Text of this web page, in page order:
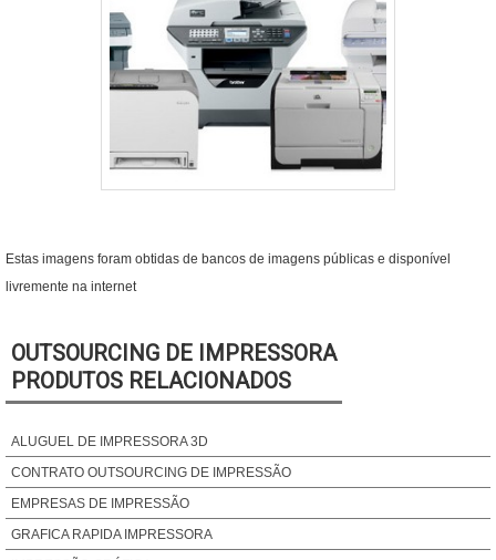
Estas imagens foram obtidas de bancos de imagens públicas e disponível
livremente na internet
OUTSOURCING DE IMPRESSORA
PRODUTOS RELACIONADOS
ALUGUEL DE IMPRESSORA 3D
CONTRATO OUTSOURCING DE IMPRESSÃO
EMPRESAS DE IMPRESSÃO
GRAFICA RAPIDA IMPRESSORA